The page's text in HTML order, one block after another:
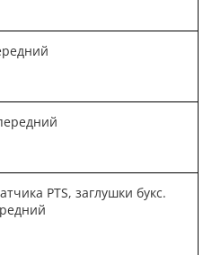
PTS, заглушки букс.